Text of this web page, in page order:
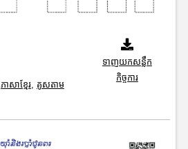
ភាសាខ្មែរ, គូសតាម
ទាញយកសន្លឹក
កិច្ចការ